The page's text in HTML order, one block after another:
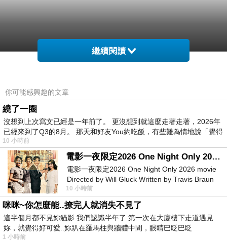
商品網址:@南屯手機王@ APPLE I PAD MINI4
16G 4G版 (宅配免運費)
商品訊息功能:
商品訊息描述:
繼續閱讀
你可能感興趣的文章
繞了一圈
沒想到上次寫文已經是一年前了。 更沒想到就這麼走著走著，2026年
已經來到了Q3的8月。 那天和好友You約吃飯，有些難為情地說「覺得
10 小時前
電影一夜限定2026 One Night Only 2026 movie
電影一夜限定2026 One Night Only 2026 movie
Directed by Will Gluck Written by Travis Braun
Starring Monica Barbaro
10 小時前
咪咪~你怎麼能..撩完人就消失不見了
這半個月都不見妳貓影 我們認識半年了 第一次在大廈樓下走道遇見
妳，就覺得好可愛..妳趴在羅馬柱與牆體中間，眼睛巴眨巴眨
1 小時前